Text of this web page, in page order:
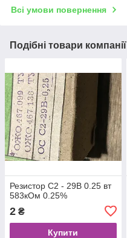
Всі умови повернення
Подібні товари компанії
Резистор С2 - 29В 0.25 вт
583кОм 0.25%
2 ₴
Купити